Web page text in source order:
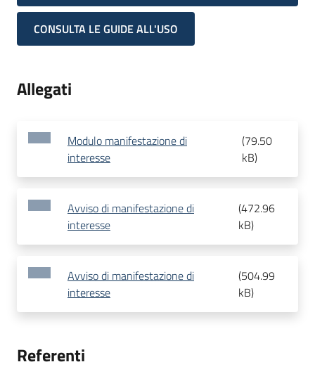
CONSULTA LE GUIDE ALL'USO
Allegati
Modulo manifestazione di
interesse
(79.50
kB)
Avviso di manifestazione di
interesse
(472.96
kB)
Avviso di manifestazione di
interesse
(504.99
kB)
Referenti